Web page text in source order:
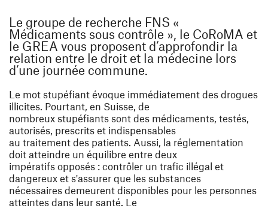
Le groupe de recherche FNS «
Médicaments sous contrôle », le CoRoMA et
le GREA vous proposent d’approfondir la
relation entre le droit et la médecine lors
d’une journée commune.
Le mot stupéfiant évoque immédiatement des drogues
illicites. Pourtant, en Suisse, de
nombreux stupéfiants sont des médicaments, testés,
autorisés, prescrits et indispensables
au traitement des patients. Aussi, la réglementation
doit atteindre un équilibre entre deux
impératifs opposés : contrôler un trafic illégal et
dangereux et s'assurer que les substances
nécessaires demeurent disponibles pour les personnes
atteintes dans leur santé. Le